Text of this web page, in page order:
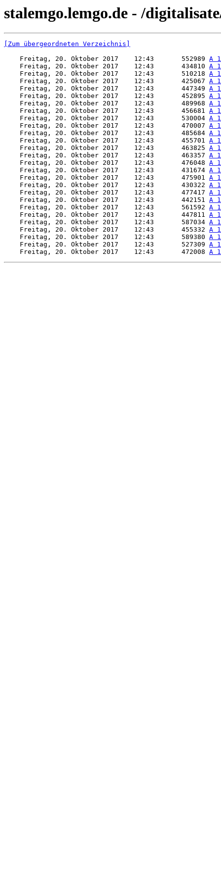
stalemgo.lemgo.de - /
[Zum übergeordneten Verzeichnis]
    Freitag, 20. Oktober 2017    12:43       552989
A
    Freitag, 20. Oktober 2017    12:43       434810
A
    Freitag, 20. Oktober 2017    12:43       510218
A
    Freitag, 20. Oktober 2017    12:43       425067
A
    Freitag, 20. Oktober 2017    12:43       447349
A
    Freitag, 20. Oktober 2017    12:43       452895
A
    Freitag, 20. Oktober 2017    12:43       489968
A
    Freitag, 20. Oktober 2017    12:43       456681
A
    Freitag, 20. Oktober 2017    12:43       530004
A
    Freitag, 20. Oktober 2017    12:43       470007
A
    Freitag, 20. Oktober 2017    12:43       485684
A
    Freitag, 20. Oktober 2017    12:43       455701
A
    Freitag, 20. Oktober 2017    12:43       463825
A
    Freitag, 20. Oktober 2017    12:43       463357
A
    Freitag, 20. Oktober 2017    12:43       476048
A
    Freitag, 20. Oktober 2017    12:43       431674
A
    Freitag, 20. Oktober 2017    12:43       475901
A
    Freitag, 20. Oktober 2017    12:43       430322
A
    Freitag, 20. Oktober 2017    12:43       477417
A
    Freitag, 20. Oktober 2017    12:43       442151
A
    Freitag, 20. Oktober 2017    12:43       561592
A
    Freitag, 20. Oktober 2017    12:43       447811
A
    Freitag, 20. Oktober 2017    12:43       587034
A
    Freitag, 20. Oktober 2017    12:43       455332
A
    Freitag, 20. Oktober 2017    12:43       589380
A
    Freitag, 20. Oktober 2017    12:43       527309
A
    Freitag, 20. Oktober 2017    12:43       472008
A